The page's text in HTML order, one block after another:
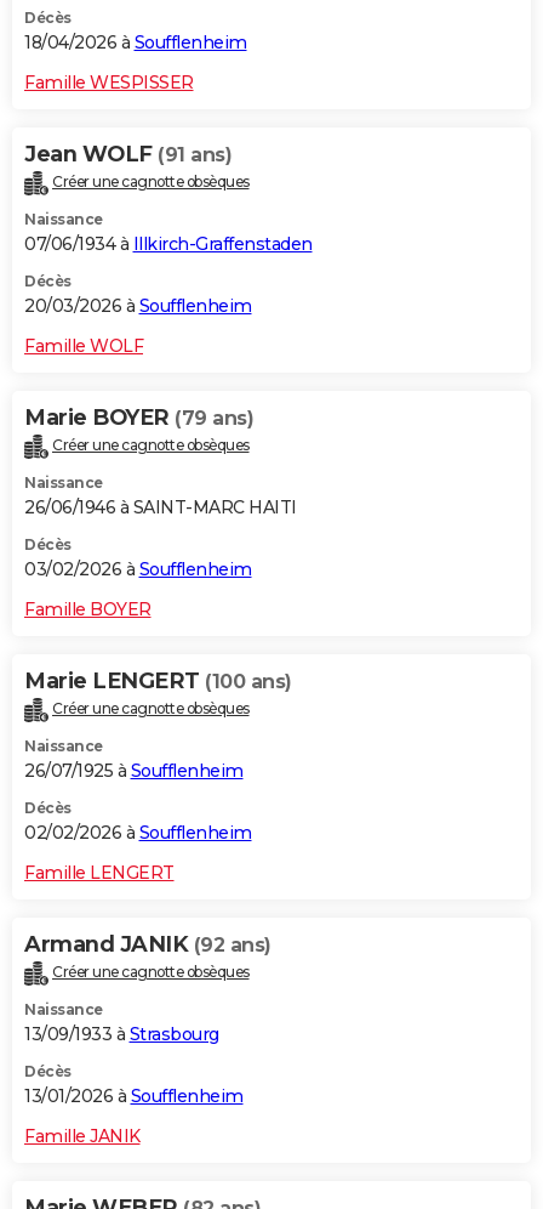
Décès
18/04/2026 à Soufflenheim
Famille WESPISSER
Jean WOLF (91 ans)
Créer une cagnotte obsèques
Naissance
07/06/1934 à Illkirch-Graffenstaden
Décès
20/03/2026 à Soufflenheim
Famille WOLF
Marie BOYER (79 ans)
Créer une cagnotte obsèques
Naissance
26/06/1946 à SAINT-MARC HAITI
Décès
03/02/2026 à Soufflenheim
Famille BOYER
Marie LENGERT (100 ans)
Créer une cagnotte obsèques
Naissance
26/07/1925 à Soufflenheim
Décès
02/02/2026 à Soufflenheim
Famille LENGERT
Armand JANIK (92 ans)
Créer une cagnotte obsèques
Naissance
13/09/1933 à Strasbourg
Décès
13/01/2026 à Soufflenheim
Famille JANIK